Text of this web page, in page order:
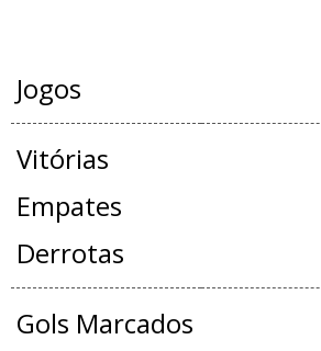
Jogos
Vitórias
Empates
Derrotas
Gols Marcados